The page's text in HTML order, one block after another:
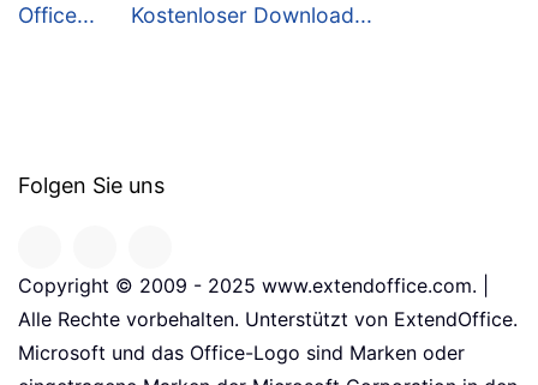
Office...
Kostenloser Download...
Folgen Sie uns
Copyright © 2009 - 2025 www.extendoffice.com. |
Alle Rechte vorbehalten. Unterstützt von ExtendOffice.
Microsoft und das Office-Logo sind Marken oder